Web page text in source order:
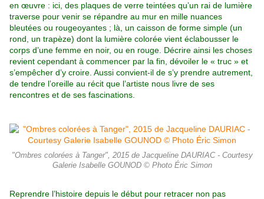
en œuvre : ici, des plaques de verre teintées qu’un rai de lumière
traverse pour venir se répandre au mur en mille nuances
bleutées ou rougeoyantes ; là, un caisson de forme simple (un
rond, un trapèze) dont la lumière colorée vient éclabousser le
corps d’une femme en noir, ou en rouge. Décrire ainsi les choses
revient cependant à commencer par la fin, dévoiler le « truc » et
s’empêcher d’y croire. Aussi convient-il de s’y prendre autrement,
de tendre l’oreille au récit que l’artiste nous livre de ses
rencontres et de ses fascinations.
"Ombres colorées à Tanger", 2015 de Jacqueline DAURIAC - Courtesy
Galerie Isabelle GOUNOD © Photo Éric Simon
Reprendre l’histoire depuis le début pour retracer non pas